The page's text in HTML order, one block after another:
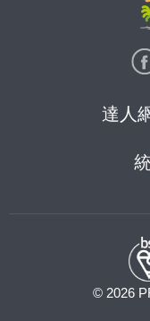
達人
© 2026